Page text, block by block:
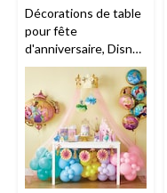
Décorations de table
pour fête
d'anniversaire, Disney
Il était une fois,
princesses Disney,
paq. 9